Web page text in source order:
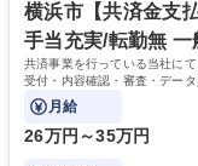
専修学校 高校 語学力：
横浜市【共済金支
手当充実/転勤無 一
共済事業を行っている当社に
受付・内容確認・審査・デー
対応や書類発送等を担当します
月給
26万円～35万円